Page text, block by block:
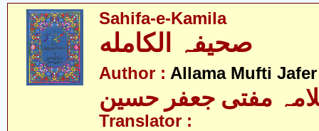
Sahifa-e-Kamila
صحیفہ الکامله
Author : Allama Mufti
مفتی جعفر حسین
Translator :